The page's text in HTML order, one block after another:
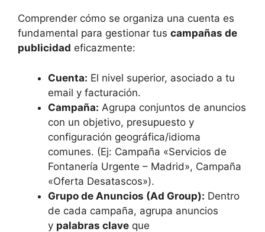
Comprender cómo se organiza una cuenta es
fundamental para gestionar tus campañas de
publicidad eficazmente:
Cuenta: El nivel superior, asociado a tu
email y facturación.
Campaña: Agrupa conjuntos de anuncios
con un objetivo, presupuesto y
configuración geográfica/idioma
comunes. (Ej: Campaña «Servicios de
Fontanería Urgente – Madrid», Campaña
«Oferta Desatascos»).
Grupo de Anuncios (Ad Group): Dentro
de cada campaña, agrupa anuncios
y palabras clave que